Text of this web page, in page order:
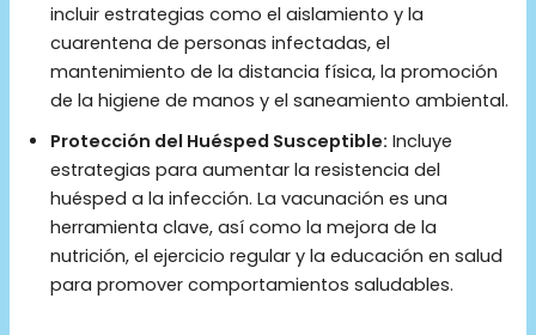
incluir estrategias como el aislamiento y la
cuarentena de personas infectadas, el
mantenimiento de la distancia física, la promoción
de la higiene de manos y el saneamiento ambiental.
Protección del Huésped Susceptible: Incluye
estrategias para aumentar la resistencia del
huésped a la infección. La vacunación es una
herramienta clave, así como la mejora de la
nutrición, el ejercicio regular y la educación en salud
para promover comportamientos saludables.